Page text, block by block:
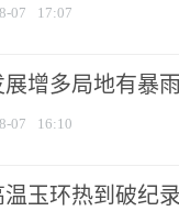
07 17:07
增多局地有暴
07 16:10
玉环热到破纪